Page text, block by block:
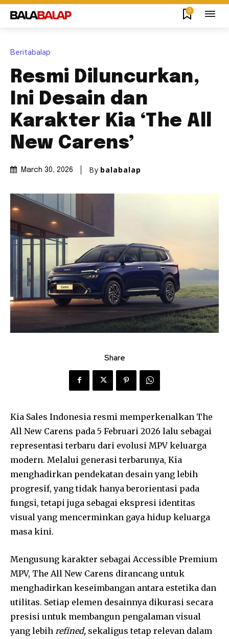
0
Beritabalap
Resmi Diluncurkan,
Ini Desain dan
Karakter Kia ‘The All
New Carens’
March 30, 2026 By balabalap
Share
Kia Sales Indonesia resmi memperkenalkan The
All New Carens pada 5 Februari 2026 lalu sebagai
representasi terbaru dari evolusi MPV keluarga
modern. Melalui generasi terbarunya, Kia
menghadirkan pendekatan desain yang lebih
progresif, yang tidak hanya berorientasi pada
fungsi, tetapi juga sebagai ekspresi identitas
visual yang mencerminkan gaya hidup keluarga
masa kini.
Mengusung karakter sebagai Accessible Premium
MPV, The All New Carens dirancang untuk
menghadirkan keseimbangan antara estetika dan
utilitas. Setiap elemen desainnya dikurasi secara
presisi untuk membangun pengalaman visual
yang lebih refined, sekaligus tetap relevan dalam